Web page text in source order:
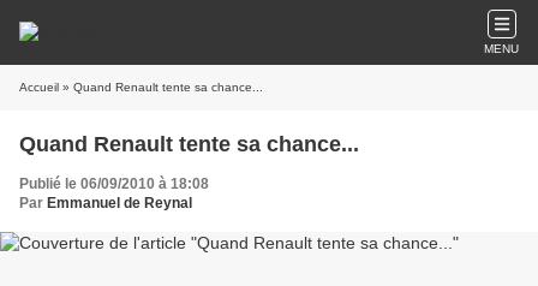
MENU
Accueil » Quand Renault tente sa chance...
Quand Renault tente sa chance...
Publié le 06/09/2010 à 18:08
Par Emmanuel de Reynal